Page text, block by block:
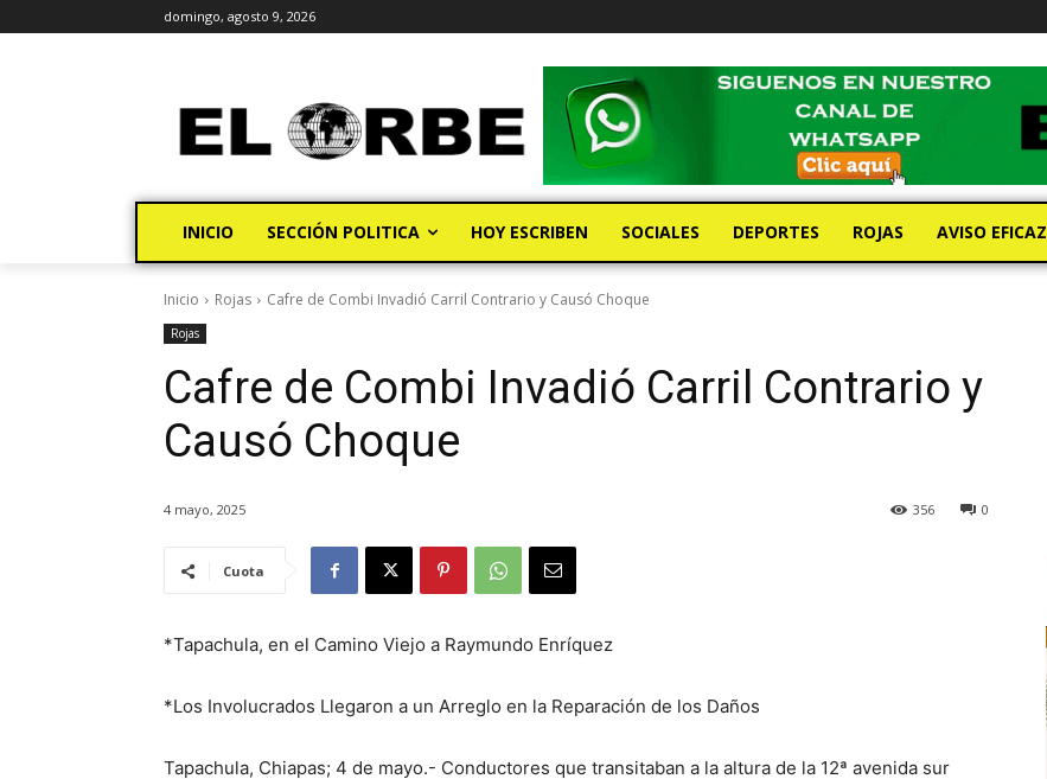
domingo, agosto 9, 2026
INICIO SECCIÓN POLITICA HOY ESCRIBEN SOCIALES DEPORTES ROJAS AVISO EFICAZ
Inicio Rojas Cafre de Combi Invadió Carril Contrario y Causó Choque
Rojas
Cafre de Combi Invadió Carril Contrario y
Causó Choque
4 mayo, 2025 0
356
Cuota
*Tapachula, en el Camino Viejo a Raymundo Enríquez
*Los Involucrados Llegaron a un Arreglo en la Reparación de los Daños
Tapachula, Chiapas; 4 de mayo.- Conductores que transitaban a la altura de la 12ª avenida sur